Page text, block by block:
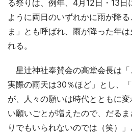
る祭りは、例年、4月12日・13
ように両日のいずれかに雨が降
ま」とも呼ばれ、雨が降った年
れる。
星辻神社奉賛会の高堂会長は「
実際の雨天は30％ほど」とし、
が、人々の願いは時代とともに
い願いごとが増えたので、だる
りでもいられないのでは（笑）